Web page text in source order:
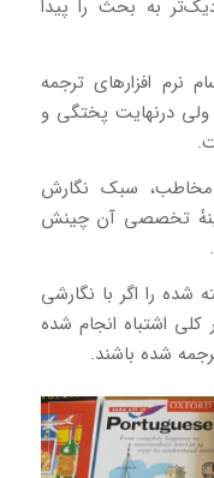
به بحث را پیدا
نرم‌ افزارهای ترجمه
ولی درنهایت پختگی و
مخاطب، سبک نگارش
تخصصی آن چینش
شده را اگر با نگارشی
کلی اشتباه انجام شده
شده باشند.